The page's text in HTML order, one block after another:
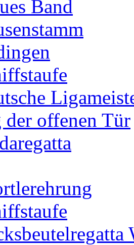
Band
der offenen Tür